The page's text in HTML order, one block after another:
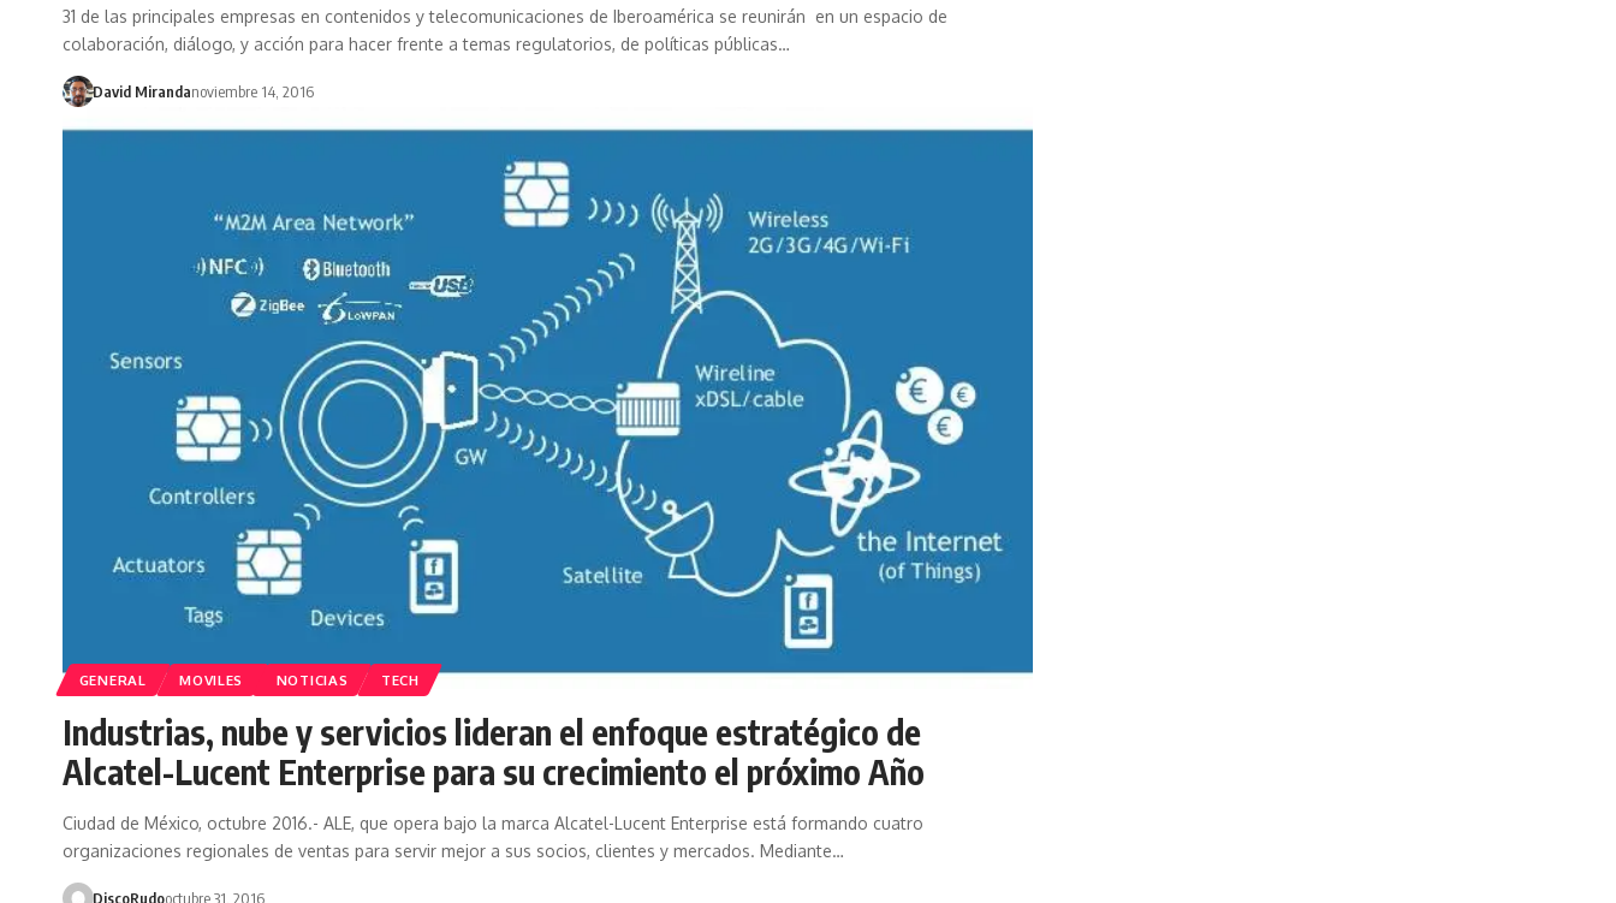
31 de las principales empresas en contenidos y telecomunicaciones de Iberoamérica se reunirán en un espacio de
colaboración, diálogo, y acción para hacer frente a temas regulatorios, de políticas públicas…
David Mirandanoviembre 14, 2016
GENERAL MOVILES NOTICIAS TECH
Industrias, nube y servicios lideran el enfoque estratégico de
Alcatel-Lucent Enterprise para su crecimiento el próximo Año
Ciudad de México, octubre 2016.- ALE, que opera bajo la marca Alcatel-Lucent Enterprise está formando cuatro
organizaciones regionales de ventas para servir mejor a sus socios, clientes y mercados. Mediante…
DiscoRudooctubre 31, 2016